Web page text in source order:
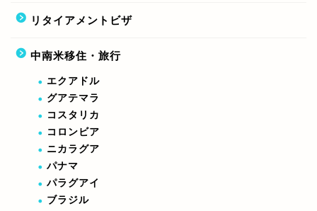
リタイアメントビザ
中南米移住・旅行
エクアドル
グアテマラ
コスタリカ
コロンビア
ニカラグア
パナマ
パラグアイ
ブラジル